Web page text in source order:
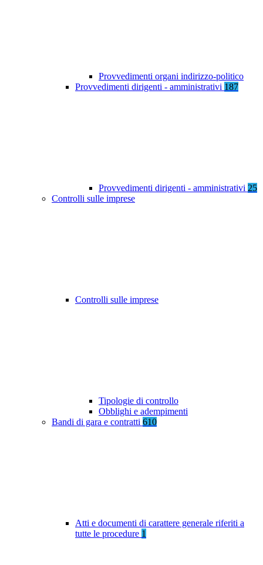
Provvedimenti organi indirizzo-politico
Provvedimenti dirigenti - amministrativi 187
Provvedimenti dirigenti - amministrativi 25
Controlli sulle imprese
Controlli sulle imprese
Tipologie di controllo
Obblighi e adempimenti
Bandi di gara e contratti 610
Atti e documenti di carattere generale riferiti a
tutte le procedure 1